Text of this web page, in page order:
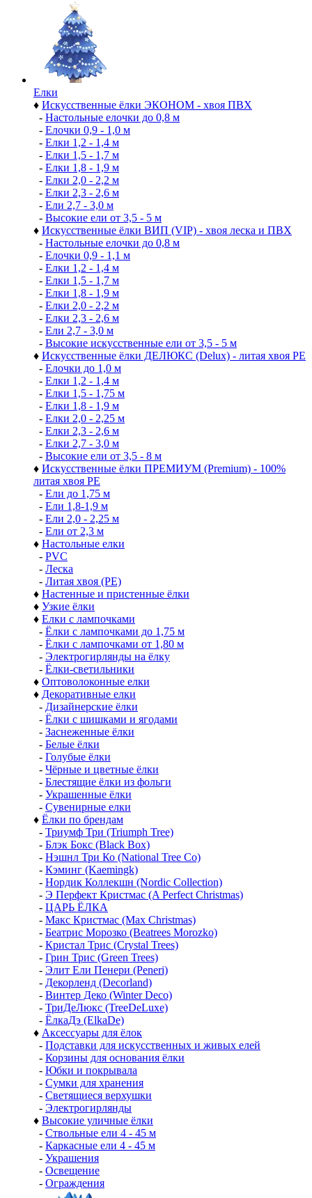
Елки
♦ Искусственные ёлки ЭКОНОМ - хвоя ПВХ
- Настольные елочки до 0,8 м
- Елочки 0,9 - 1,0 м
- Елки 1,2 - 1,4 м
- Елки 1,5 - 1,7 м
- Елки 1,8 - 1,9 м
- Елки 2,0 - 2,2 м
- Елки 2,3 - 2,6 м
- Ели 2,7 - 3,0 м
- Высокие ели от 3,5 - 5 м
♦ Искусственные ёлки ВИП (VIP) - хвоя леска и ПВХ
- Настольные елочки до 0,8 м
- Елочки 0,9 - 1,1 м
- Елки 1,2 - 1,4 м
- Елки 1,5 - 1,7 м
- Елки 1,8 - 1,9 м
- Елки 2,0 - 2,2 м
- Елки 2,3 - 2,6 м
- Ели 2,7 - 3,0 м
- Высокие искусственные ели от 3,5 - 5 м
♦ Искусственные ёлки ДЕЛЮКС (Delux) - литая хвоя РЕ
- Елочки до 1,0 м
- Елки 1,2 - 1,4 м
- Елки 1,5 - 1,75 м
- Елки 1,8 - 1,9 м
- Елки 2,0 - 2,25 м
- Елки 2,3 - 2,6 м
- Елки 2,7 - 3,0 м
- Высокие ели от 3,5 - 8 м
♦ Искусственные ёлки ПРЕМИУМ (Premium) - 100%
литая хвоя РЕ
- Ели до 1,75 м
- Ели 1,8-1,9 м
- Ели 2,0 - 2,25 м
- Ели от 2,3 м
♦ Настольные елки
- PVC
- Леска
- Литая хвоя (РЕ)
♦ Настенные и пристенные ёлки
♦ Узкие ёлки
♦ Елки с лампочками
- Ёлки с лампочками до 1,75 м
- Ёлки с лампочками от 1,80 м
- Электрогирлянды на ёлку
- Ёлки-светильники
♦ Оптоволоконные елки
♦ Декоративные елки
- Дизайнерские ёлки
- Ёлки с шишками и ягодами
- Заснеженные ёлки
- Белые ёлки
- Голубые ёлки
- Чёрные и цветные ёлки
- Блестящие ёлки из фольги
- Украшенные ёлки
- Сувенирные елки
♦ Ёлки по брендам
- Триумф Три (Triumph Tree)
- Блэк Бокс (Black Box)
- Нэшнл Три Ко (National Tree Co)
- Кэминг (Kaemingk)
- Нордик Коллекшн (Nordic Collection)
- Э Перфект Кристмас (A Perfect Christmas)
- ЦАРЬ ЁЛКА
- Макс Кристмас (Max Christmas)
- Беатрис Морозко (Beatrees Morozko)
- Кристал Трис (Crystal Trees)
- Грин Трис (Green Trees)
- Элит Ели Пенери (Peneri)
- Декорленд (Decorland)
- Винтер Деко (Winter Deco)
- ТриДеЛюкс (TreeDeLuxe)
- ЁлкаДэ (ElkaDe)
♦ Аксессуары для ёлок
- Подставки для искусственных и живых елей
- Корзины для основания ёлки
- Юбки и покрывала
- Сумки для хранения
- Светящиеся верхушки
- Электрогирлянды
♦ Высокие уличные ёлки
- Ствольные ели 4 - 45 м
- Каркасные ели 4 - 45 м
- Украшения
- Освещение
- Ограждения